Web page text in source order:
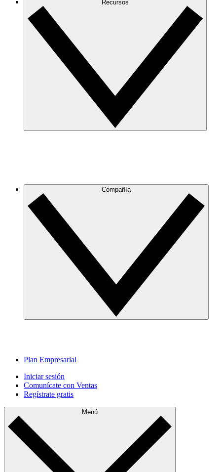
Recursos
Compañía
Plan Empresarial
Iniciar sesión
Comunícate con Ventas
Regístrate gratis
Menú